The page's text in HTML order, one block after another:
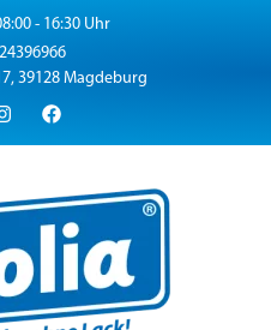
- 16:30 Uhr
39128 Magdeburg